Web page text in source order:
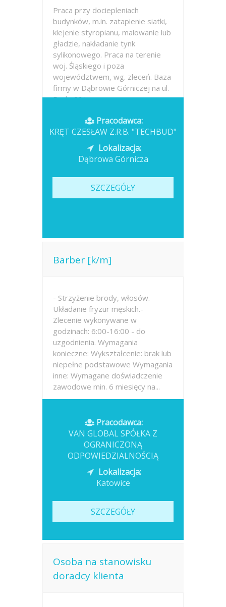
Praca przy dociepleniach
budynków, m.in. zatapienie siatki,
klejenie styropianu, malowanie lub
gładzie, nakładanie tynk
sylikonowego. Praca na terenie
woj. Śląskiego i poza
województwem, wg. zleceń. Baza
firmy w Dąbrowie Górniczej na ul.
Perla 66.I umowa na...
Opublikowano: wczoraj
Pracodawca:
KRĘT CZESŁAW Z.R.B. "TECHBUD"
Lokalizacja:
Dąbrowa Górnicza
SZCZEGÓŁY
Barber [k/m]
- Strzyżenie brody, włosów.
Układanie fryzur męskich.-
Zlecenie wykonywane w
godzinach: 6:00-16:00 - do
uzgodnienia. Wymagania
konieczne: Wykształcenie: brak lub
niepełne podstawowe Wymagania
inne: Wymagane doświadczenie
zawodowe min. 6 miesięcy na...
Pracodawca:
VAN GLOBAL SPÓŁKA Z
OGRANICZONĄ
ODPOWIEDZIALNOŚCIĄ
Lokalizacja:
Katowice
SZCZEGÓŁY
Osoba na stanowisku
doradcy klienta